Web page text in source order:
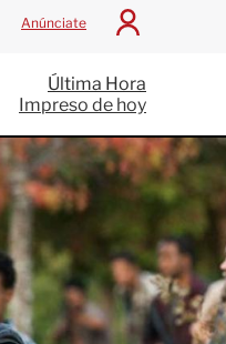
Anúnciate
I
c
i
a
r
S
e
ó
n
Última Hora
Impreso de hoy